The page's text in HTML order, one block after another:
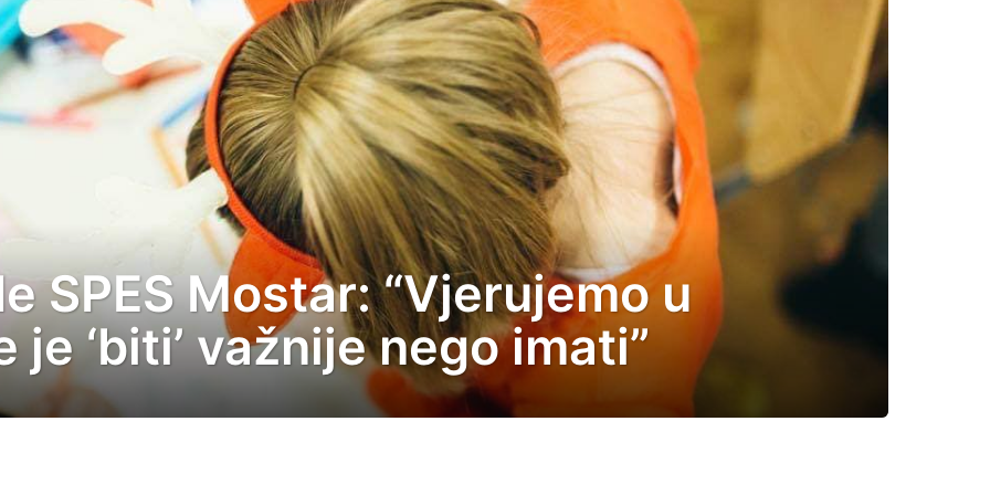
SPES Mostar: “Vjerujemo u
‘biti’ važnije nego imati”